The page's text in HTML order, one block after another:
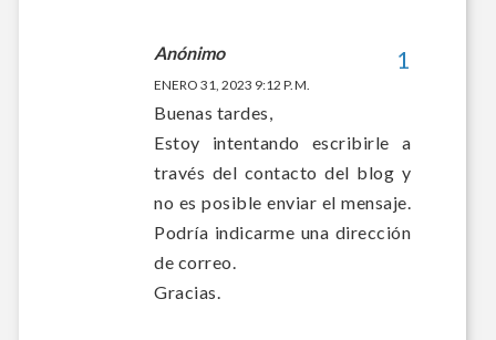
Anónimo
ENERO 31, 2023 9:12 P. M.
Buenas tardes,
Estoy intentando escribirle a
través del contacto del blog y
no es posible enviar el mensaje.
Podría indicarme una dirección
de correo.
Gracias.